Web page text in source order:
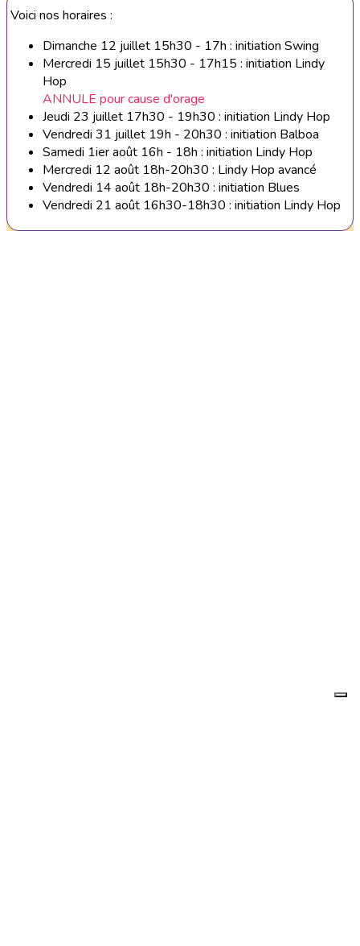
Voici nos horaires :
Dimanche 12 juillet 15h30 - 17h : initiation Swing
Mercredi 15 juillet 15h30 - 17h15 : initiation Lindy
Hop
ANNULE pour cause d'orage
Jeudi 23 juillet 17h30 - 19h30 : initiation Lindy Hop
Vendredi 31 juillet 19h - 20h30 : initiation Balboa
Samedi 1ier août 16h - 18h : initiation Lindy Hop
Mercredi 12 août 18h-20h30 : Lindy Hop avancé
Vendredi 14 août 18h-20h30 : initiation Blues
Vendredi 21 août 16h30-18h30 : initiation Lindy Hop